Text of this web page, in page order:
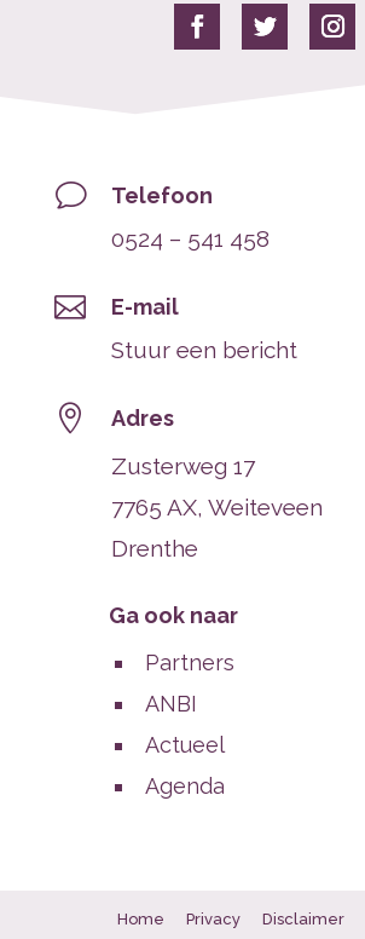
v Telefoon
0524 – 541 458
 E-mail
Stuur een bericht
 Adres
Zusterweg 17
7765 AX, Weiteveen
Drenthe
Ga ook naar
Partners
ANBI
Actueel
Agenda
Home Privacy Disclaimer